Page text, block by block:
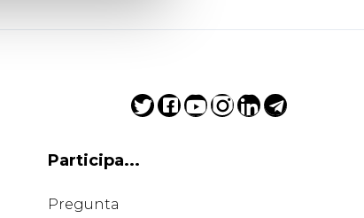
Participa...
Pregunta